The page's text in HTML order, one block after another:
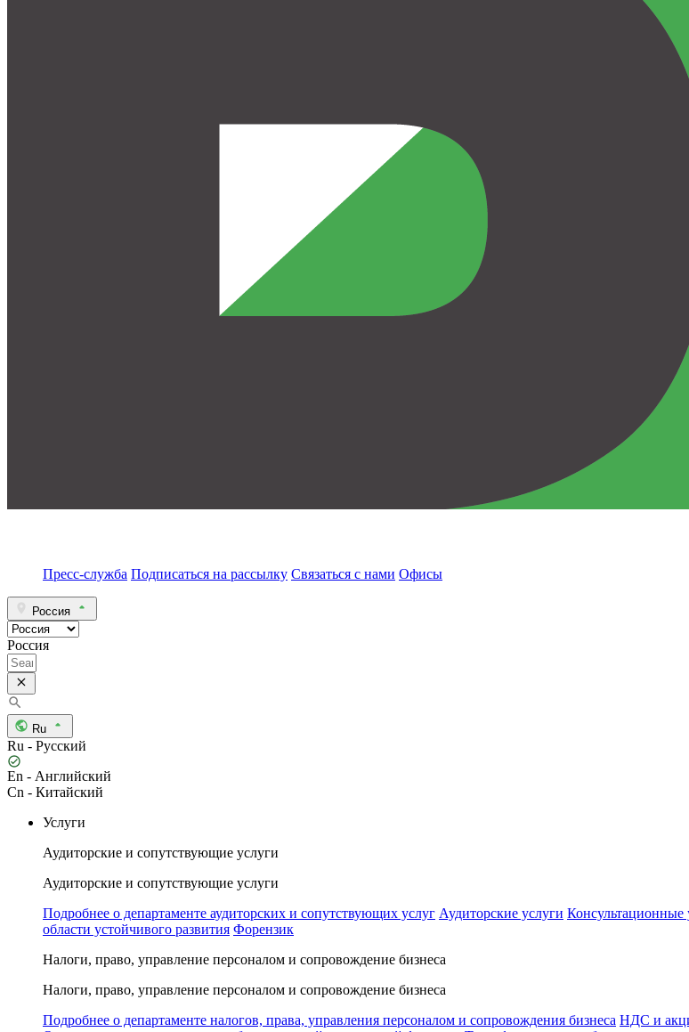
Пресс-служба Подписаться на рассылку Связаться с нами Офисы
Россия
Россия
Ru
Ru - Русский
En - Английский
Cn - Китайский
Услуги
Аудиторские и сопутствующие услуги
Аудиторские и сопутствующие услуги
Подробнее о департаменте аудиторских и сопутствующих услуг Аудиторские услуги Консультационные
области устойчивого развития Форензик
Налоги, право, управление персоналом и сопровождение бизнеса
Налоги, право, управление персоналом и сопровождение бизнеса
Подробнее о департаменте налогов, права, управления персоналом и сопровождения бизнеса НДС и